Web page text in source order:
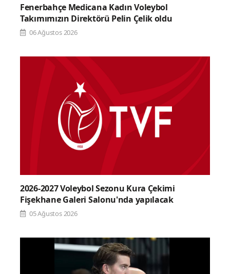
Fenerbahçe Medicana Kadın Voleybol
Takımımızın Direktörü Pelin Çelik oldu
06 Ağustos 2026
2026-2027 Voleybol Sezonu Kura Çekimi
Fişekhane Galeri Salonu'nda yapılacak
05 Ağustos 2026